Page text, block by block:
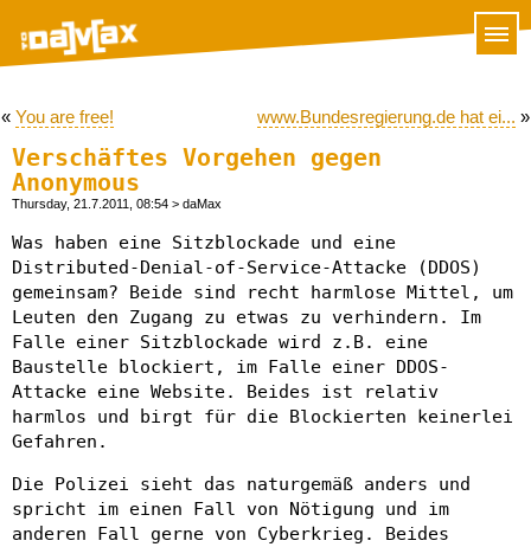
« You are free! www.Bundesregierung.de hat ei... »
Verschäftes Vorgehen gegen
Anonymous
Thursday, 21.7.2011, 08:54 > daMax
Was haben eine Sitzblockade und eine
Distributed-Denial-of-Service-Attacke (DDOS)
gemeinsam? Beide sind recht harmlose Mittel, um
Leuten den Zugang zu etwas zu verhindern. Im
Falle einer Sitzblockade wird z.B. eine
Baustelle blockiert, im Falle einer DDOS-
Attacke eine Website. Beides ist relativ
harmlos und birgt für die Blockierten keinerlei
Gefahren.
Die Polizei sieht das naturgemäß anders und
spricht im einen Fall von Nötigung und im
anderen Fall gerne von Cyberkrieg. Beides